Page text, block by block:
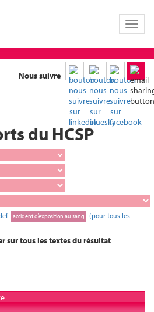
Toggle
Nous suivre
du HCSP
accident d’exposition au sang
(pour tous les
sur tous les textes du résultat